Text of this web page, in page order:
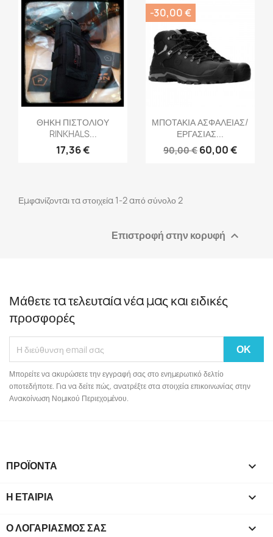
Γρήγορη προβολή
ΘΗΚΗ ΠΙΣΤΟΛΙΟΥ
RINKHALS...
17,36 €
Γρήγορη προβολή
ΜΠΟΤΑΚΙΑ ΑΣΦΑΛΕΙΑΣ/
ΕΡΓΑΣΙΑΣ...
90,00 € 60,00 €
-30,00 €
Εμφανίζονται τα στοιχεία 1-2 από σύνολο 2
Επιστροφή στην κορυφή 
Μάθετε τα τελευταία νέα μας και ειδικές
προσφορές
Μπορείτε να ακυρώσετε την εγγραφή σας στο ενημερωτικό δελτίο
οποτεδήποτε. Για να δείτε πώς, ανατρέξτε στα στοιχεία επικοινωνίας στην
Ανακοίνωση Νομικού Περιεχομένου.
ΠΡΟΪΌΝΤΑ 
Η ΕΤΑΙΡΊΑ 
Ο ΛΟΓΑΡΙΑΣΜΌΣ ΣΑΣ 